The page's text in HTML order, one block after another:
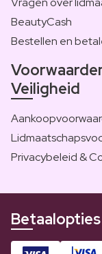
BeautyCash
Bestellen en
Veiligheid
Privacybeleid &
Betaalopties